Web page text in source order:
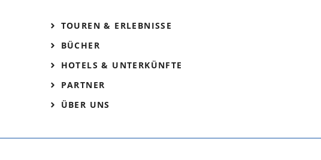
TOUREN & ERLEBNISSE
BÜCHER
HOTELS & UNTERKÜNFTE
PARTNER
ÜBER UNS